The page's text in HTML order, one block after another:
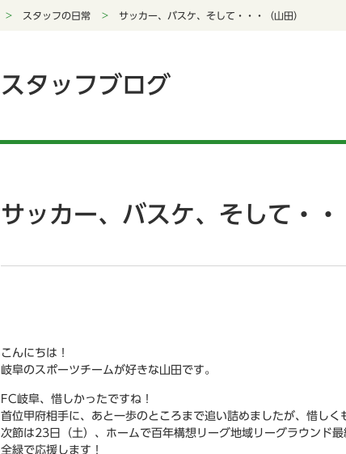
スタッフの日常 サッカー、バスケ、そして・・・（山田）
スタッフブログ
サッカー、バスケ、そして・・
こんにちは！
岐阜のスポーツチームが好きな山田です。
FC岐阜、惜しかったですね！
首位甲府相手に、あと一歩のところまで追い詰めましたが、惜しく
次節は23日（土）、ホームで百年構想リーグ地域リーグラウンド最
全緑で応援します！